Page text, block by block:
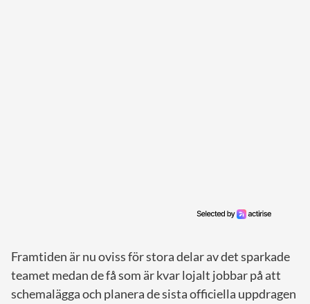
Framtiden är nu oviss för stora delar av det sparkade
teamet medan de få som är kvar lojalt jobbar på att
schemalägga och planera de sista officiella uppdragen